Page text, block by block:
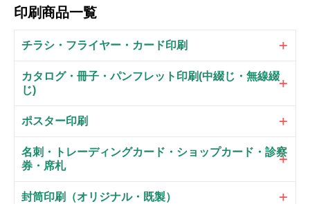
印刷商品一覧
チラシ・フライヤー・カード印刷
カタログ・冊子・パンフレット印刷(中綴じ・無線綴
じ)
ポスター印刷
名刺・トレーディングカード・ショップカード・診察
券・席札
封筒印刷（オリジナル・既製）